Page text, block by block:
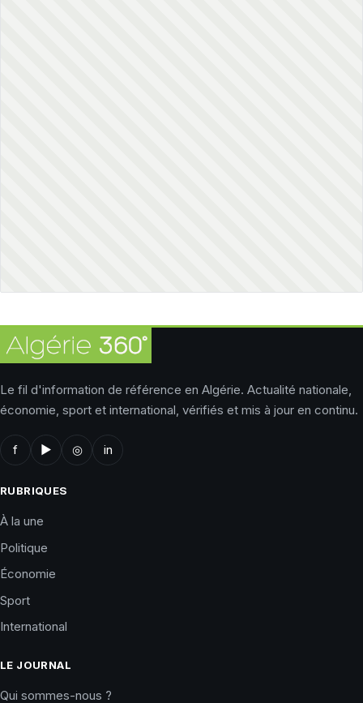
Le fil d'information de référence en Algérie. Actualité nationale,
économie, sport et international, vérifiés et mis à jour en continu.
f ▶ ◎ in
RUBRIQUES
À la une
Politique
Économie
Sport
International
LE JOURNAL
Qui sommes-nous ?